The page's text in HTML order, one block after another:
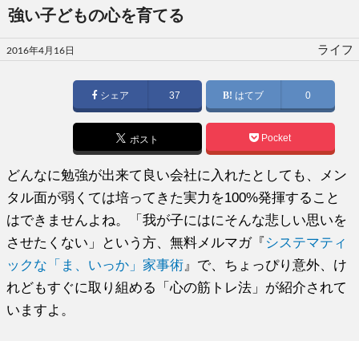
強い子どもの心を育てる
投
稿
2016年4月16日 ライフ
シェア 37 はてブ 0
ポスト Pocket
どんなに勉強が出来て良い会社に入れたとしても、メン
タル面が弱くては培ってきた実力を100%発揮すること
はできませんよね。「我が子にはにそんな悲しい思いを
させたくない」という方、無料メルマガ『 システマティ
ックな「ま、いっか」家事術 』で、ちょっぴり意外、け
れどもすぐに取り組める「心の筋トレ法」が紹介されて
いますよ。